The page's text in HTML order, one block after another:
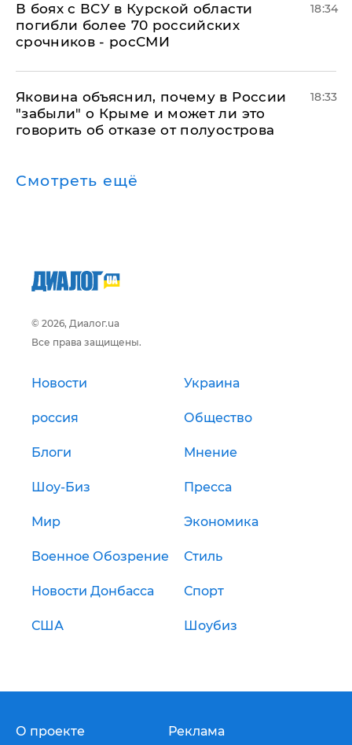
В боях с ВСУ в Курской области
погибли более 70 российских
срочников - росСМИ
18:34
Яковина объяснил, почему в России
"забыли" о Крыме и может ли это
говорить об отказе от полуострова
18:33
Смотреть ещё
© 2026, Диалог.ua
Все права защищены.
Новости Украина
россия Общество
Блоги Мнение
Шоу-Биз Пресса
Мир Экономика
Военное Обозрение Стиль
Новости Донбасса Спорт
США Шоубиз
О проекте Реклама